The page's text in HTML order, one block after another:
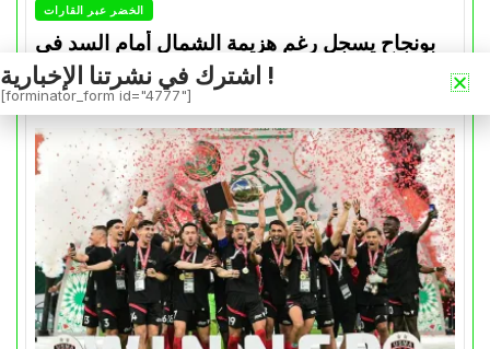
الخضر عبر القارات
بونجاح يسجل رغم هزيمة الشمال أمام السد في
كأس الأمير
Mai 1, 2026
اشترك في نشرتنا الإخبارية !
[forminator_form id="4777"]